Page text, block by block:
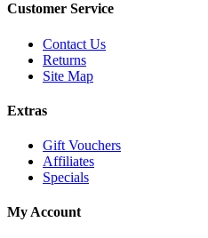
Customer Service
Contact Us
Returns
Site Map
Extras
Gift Vouchers
Affiliates
Specials
My Account